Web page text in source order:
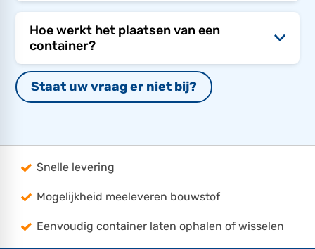
Hoe werkt het plaatsen van een
container?
Staat uw vraag er niet bij?
Snelle levering
Mogelijkheid meeleveren bouwstof
Eenvoudig container laten ophalen of wisselen